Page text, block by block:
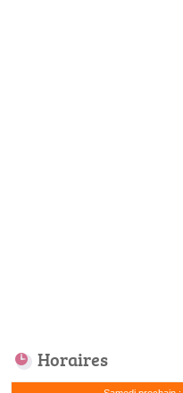
Horaires